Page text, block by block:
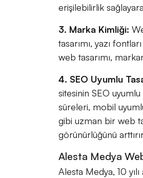
erişilebilirlik
3. Marka Kimliği:
tasarımı, yazı
web tasarımı,
4. SEO Uyumlu
sitesinin SEO
süreleri, mobil
gibi uzman bir web
görünürlüğünü
Alesta Medya
Alesta Medya, 10